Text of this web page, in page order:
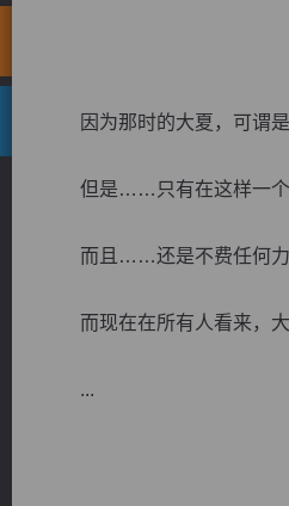
因为那时的大夏，可谓是
但是……只有在这样一个时
而且……还是不费任何力
而现在在所有人看来，大
...